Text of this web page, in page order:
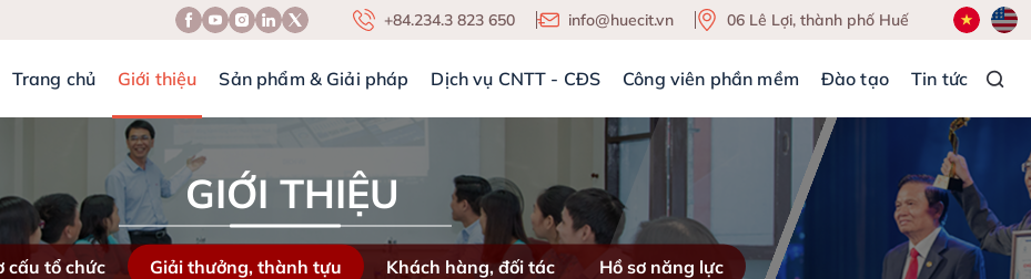
+84.234.3 823 650 info@huecit.vn 06 Lê Lợi, thành phố Huế
Trang chủ Giới thiệu Sản phẩm & Giải pháp Dịch vụ CNTT - CĐS Công viên phần mềm Đào tạo Tin tức
GIỚI THIỆU
cấu tổ chức Giải thưởng, thành tựu Khách hàng, đối tác Hồ sơ năng lực